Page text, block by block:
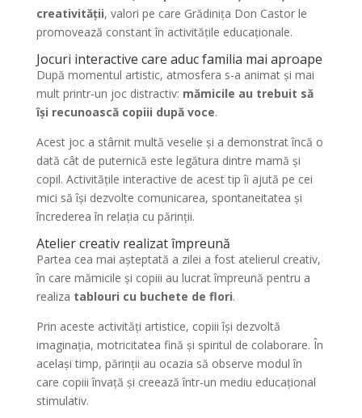
creativității, valori pe care Grădinița Don Castor le
promovează constant în activitățile educaționale.
Jocuri interactive care aduc familia mai aproape
După momentul artistic, atmosfera s-a animat și mai
mult printr-un joc distractiv: mămicile au trebuit să
își recunoască copiii după voce.
Acest joc a stârnit multă veselie și a demonstrat încă o
dată cât de puternică este legătura dintre mamă și
copil. Activitățile interactive de acest tip îi ajută pe cei
mici să își dezvolte comunicarea, spontaneitatea și
încrederea în relația cu părinții.
Atelier creativ realizat împreună
Partea cea mai așteptată a zilei a fost atelierul creativ,
în care mămicile și copiii au lucrat împreună pentru a
realiza tablouri cu buchete de flori.
Prin aceste activități artistice, copiii își dezvoltă
imaginația, motricitatea fină și spiritul de colaborare. În
același timp, părinții au ocazia să observe modul în
care copiii învață și creează într-un mediu educațional
stimulativ.